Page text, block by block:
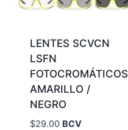
LENTES SCVCN
LSFN
FOTOCROMÁTICOS
AMARILLO /
NEGRO
$29.00 BCV